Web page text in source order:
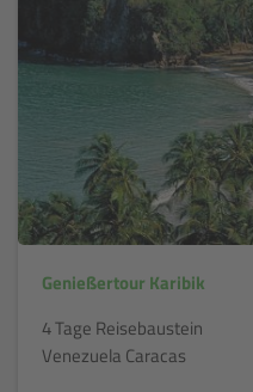
Genießertour Karibik
4 Tage Reisebaustein
Venezuela Caracas